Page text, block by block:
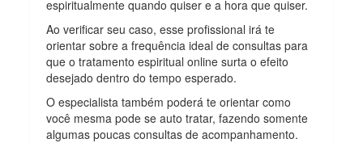
espiritualmente quando quiser e a hora que quiser.
Ao verificar seu caso, esse profissional irá te
orientar sobre a frequência ideal de consultas para
que o tratamento espiritual online surta o efeito
desejado dentro do tempo esperado.
O especialista também poderá te orientar como
você mesma pode se auto tratar, fazendo somente
algumas poucas consultas de acompanhamento.